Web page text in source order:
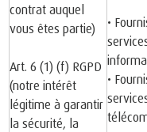
contrat auquel
vous êtes partie)
Art. 6 (1) (f) RGPD
(notre intérêt
légitime à garantir
la sécurité, la
•
•